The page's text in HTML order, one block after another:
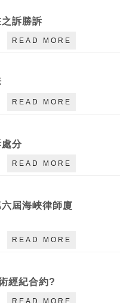
訴勝訴
READ MORE
READ MORE
分
READ MORE
屆海峽律師廈
READ MORE
經紀合約?
READ MORE